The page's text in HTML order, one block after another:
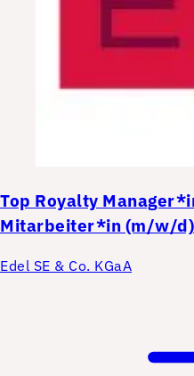
Top Royalty
Mitarbeiter*in (m/w/
Edel SE & Co. KGaA